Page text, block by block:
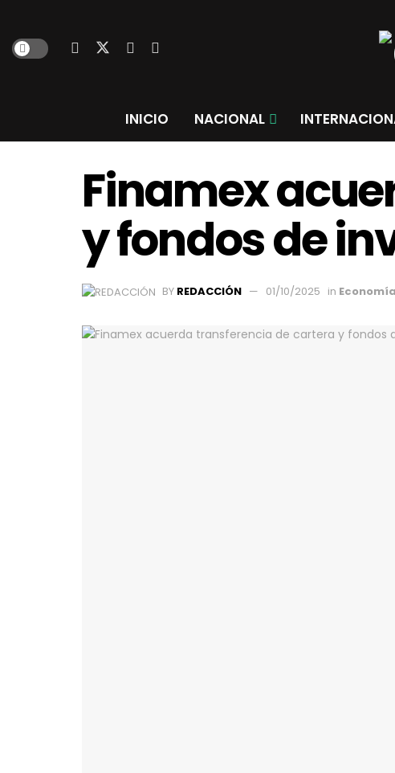
INICIO NACIONAL
Finamex
y fondos de
BY REDACCIÓN 01/10/2025 in Economía